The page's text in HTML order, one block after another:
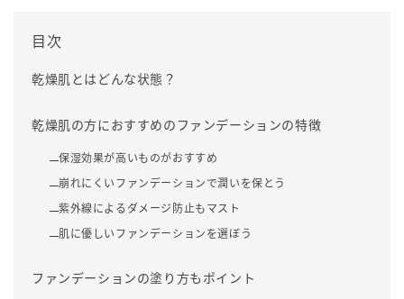
目次
乾燥肌とはどんな状態？
乾燥肌の方におすすめのファンデーションの特徴
保湿効果が高いものがおすすめ
崩れにくいファンデーションで潤いを保とう
紫外線によるダメージ防止もマスト
肌に優しいファンデーションを選ぼう
ファンデーションの塗り方もポイント